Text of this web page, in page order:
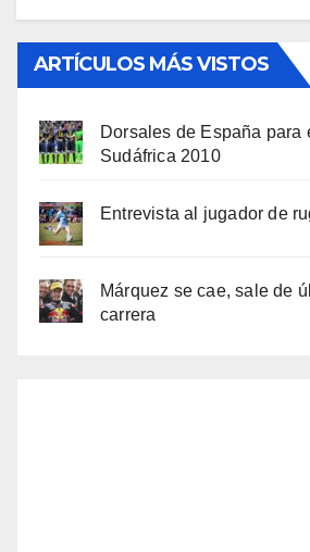
ARTÍCULOS MÁS VISTOS
Dorsales de España para
Sudáfrica 2010
Entrevista al jugador de
Márquez se cae, sale de
carrera